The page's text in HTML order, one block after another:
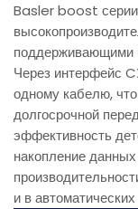
Basler boost
поддерживающими
Через интерфейс
одному кабелю,
долгосрочной
эффективность
накопление
и в